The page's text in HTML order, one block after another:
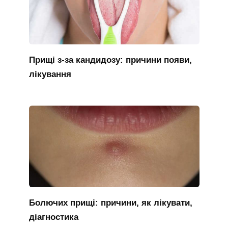
Прищі з-за кандидозу: причини появи,
лікування
Болючих прищі: причини, як лікувати,
діагностика